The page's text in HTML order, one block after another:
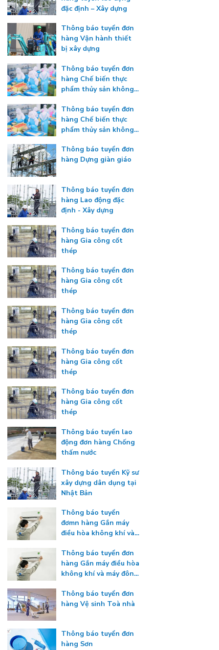
đặc định – Xây dựng
Thông báo tuyển đơn
hàng Vận hành thiết
bị xây dựng
Thông báo tuyển đơn
hàng Chế biến thực
phẩm thủy sản không
Thông báo tuyển đơn
hàng Chế biến thực
phẩm thủy sản không
Thông báo tuyển đơn
hàng Dựng giàn giáo
Thông báo tuyển đơn
hàng Lao động đặc
định - Xây dựng
Thông báo tuyển đơn
hàng Gia công cốt
thép
Thông báo tuyển đơn
hàng Gia công cốt
thép
Thông báo tuyển đơn
hàng Gia công cốt
thép
Thông báo tuyển đơn
hàng Gia công cốt
thép
Thông báo tuyển đơn
hàng Gia công cốt
thép
Thông báo tuyển lao
động đơn hàng Chống
thấm nước
Thông báo tuyển Kỹ sư
xây dựng dân dụng tại
Nhật Bản
Thông báo tuyển
đơmn hàng Gắn máy
điều hòa không khí và
Thông báo tuyển đơn
hàng Gắn máy điều hòa
không khí và máy đông
Thông báo tuyển đơn
hàng Vệ sinh Toà nhà
Thông báo tuyển đơn
hàng Sơn